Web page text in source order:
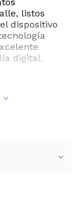
listos
dispositivo
digital.